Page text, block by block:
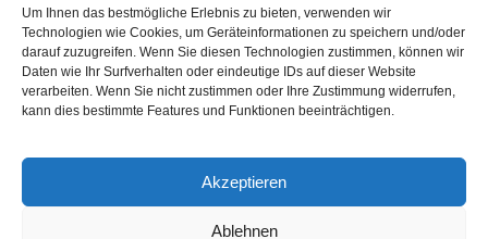
Um Ihnen das bestmögliche Erlebnis zu bieten, verwenden wir
Technologien wie Cookies, um Geräteinformationen zu speichern und/oder
darauf zuzugreifen. Wenn Sie diesen Technologien zustimmen, können wir
Daten wie Ihr Surfverhalten oder eindeutige IDs auf dieser Website
verarbeiten. Wenn Sie nicht zustimmen oder Ihre Zustimmung widerrufen,
kann dies bestimmte Features und Funktionen beeinträchtigen.
Akzeptieren
Ablehnen
(02 12) 1 00 51,017664876381
(02 12) 4 27 11 (Fax)
Unterrichtsräume: Kasernenstr. 26 42651 Solingen